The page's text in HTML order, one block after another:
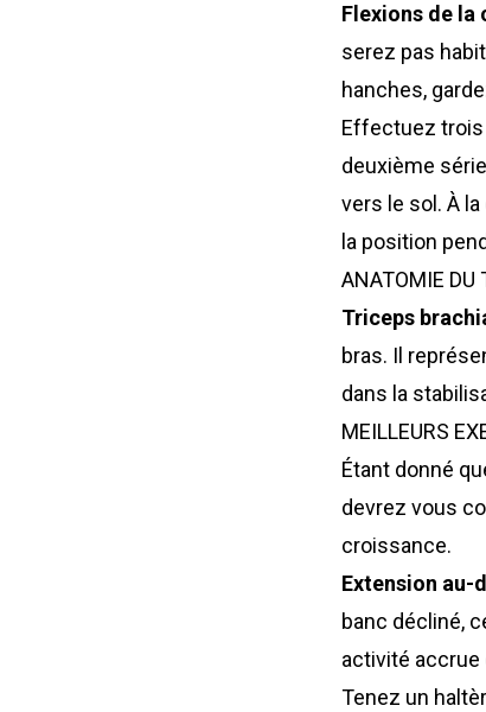
Flexions de la
serez pas
hanches,
Effectuez trois
deuxième
vers le sol. À
la position
ANATOMIE DU
Triceps
bras. Il
dans la
MEILLEURS
Étant donné
devrez vous
croissance.
Extension au-
banc décliné,
activité
Tenez un